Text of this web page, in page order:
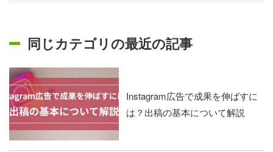
同じカテゴリの最近の記事
Instagram広告で成果を伸ばすに
は？出稿の基本について解説